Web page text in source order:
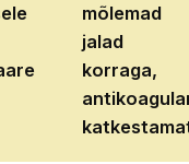
mõlemad
jalad
korraga,